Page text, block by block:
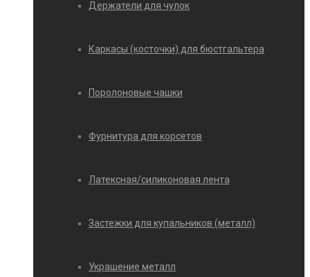
Держатели для чулок
Каркасы (косточки) для бюстгальтера
Поролоновые чашки
Фурнитура для корсетов
Латексная/силиконовая лента
Застежки для купальников (металл)
Украшение металл